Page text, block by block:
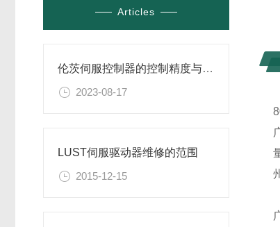
Articles
伦茨伺服控制器的控制精度与采样周期有何关系？
2023-08-17
LUST伺服驱动器维修的范围
2015-12-15